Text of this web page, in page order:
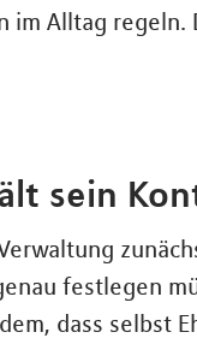
im Alltag
sein
festlegen
dass selbst